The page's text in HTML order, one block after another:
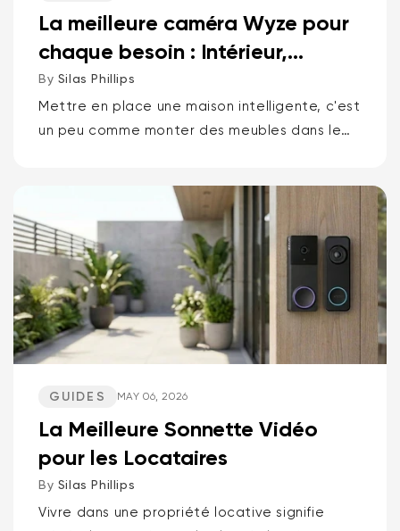
La meilleure caméra Wyze pour
chaque besoin : Intérieur,
Extérieur, Animaux d...
By Silas Phillips
Mettre en place une maison intelligente, c'est
un peu comme monter des meubles dans le
GUIDES MAY 06, 2026
La Meilleure Sonnette Vidéo
pour les Locataires
By Silas Phillips
Vivre dans une propriété locative signifie